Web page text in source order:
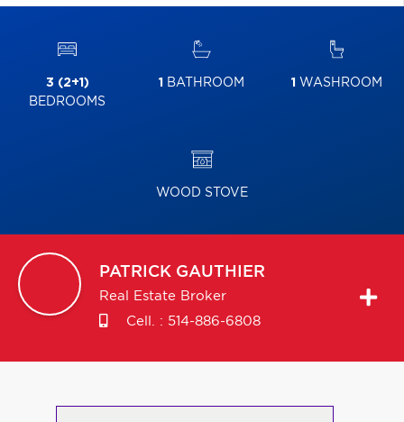
3 (2+1)
BEDROOMS
1 BATHROOM 1 WASHROOM
WOOD STOVE
PATRICK GAUTHIER
Real Estate Broker
Cell. : 514-886-6808